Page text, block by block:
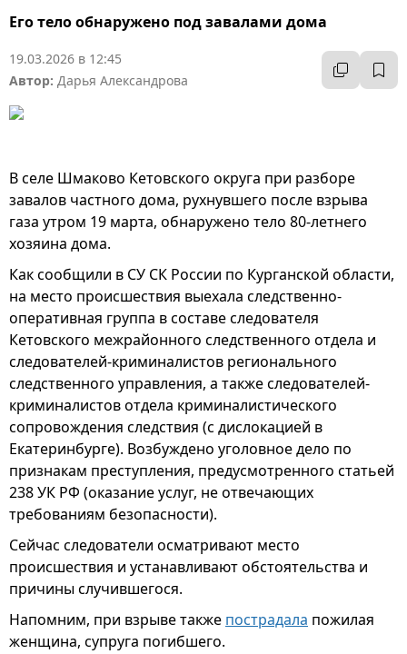
Его тело обнаружено под завалами дома
19.03.2026 в 12:45
Автор: Дарья Александрова
В селе Шмаково Кетовского округа при разборе
завалов частного дома, рухнувшего после взрыва
газа утром 19 марта, обнаружено тело 80-летнего
хозяина дома.
Как сообщили в СУ СК России по Курганской области,
на место происшествия выехала следственно-
оперативная группа в составе следователя
Кетовского межрайонного следственного отдела и
следователей-криминалистов регионального
следственного управления, а также следователей-
криминалистов отдела криминалистического
сопровождения следствия (с дислокацией в
Екатеринбурге). Возбуждено уголовное дело по
признакам преступления, предусмотренного статьей
238 УК РФ (оказание услуг, не отвечающих
требованиям безопасности).
Сейчас следователи осматривают место
происшествия и устанавливают обстоятельства и
причины случившегося.
Напомним, при взрыве также пострадала пожилая
женщина, супруга погибшего.